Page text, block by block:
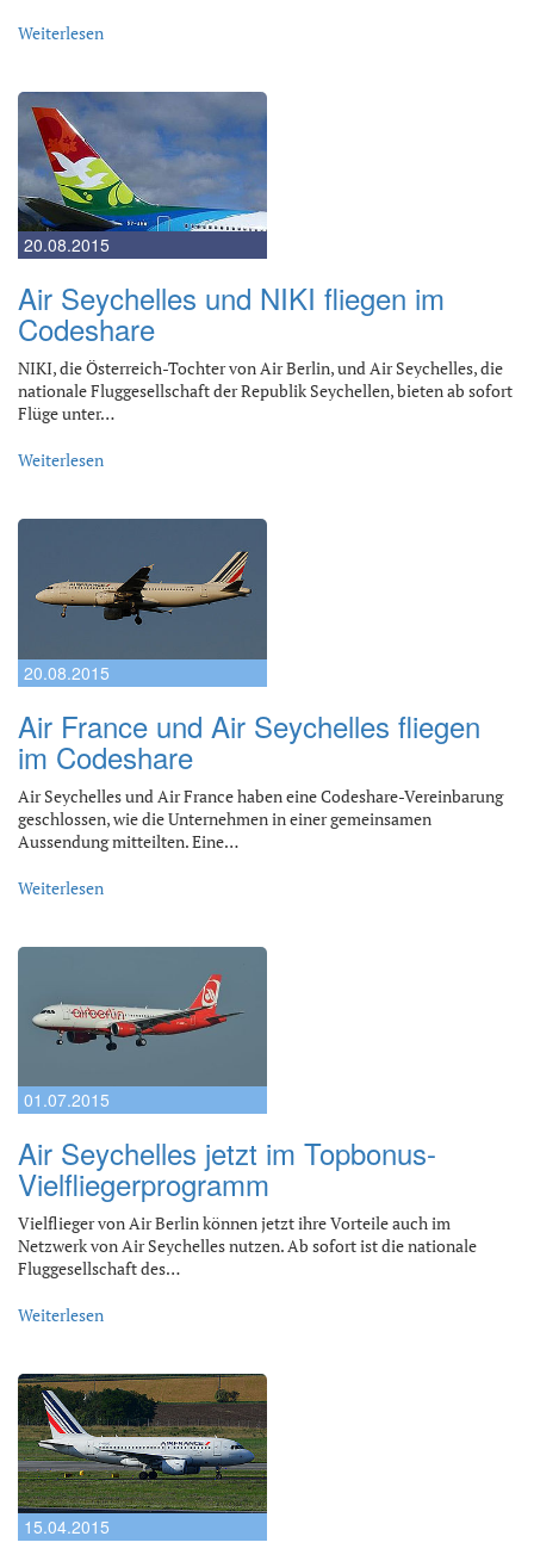
Weiterlesen
20.08.2015
Air Seychelles und NIKI fliegen im
Codeshare
NIKI, die Österreich-Tochter von Air Berlin, und Air Seychelles, die
nationale Fluggesellschaft der Republik Seychellen, bieten ab sofort
Flüge unter…
Weiterlesen
20.08.2015
Air France und Air Seychelles fliegen
im Codeshare
Air Seychelles und Air France haben eine Codeshare-Vereinbarung
geschlossen, wie die Unternehmen in einer gemeinsamen
Aussendung mitteilten. Eine…
Weiterlesen
01.07.2015
Air Seychelles jetzt im Topbonus-
Vielfliegerprogramm
Vielflieger von Air Berlin können jetzt ihre Vorteile auch im
Netzwerk von Air Seychelles nutzen. Ab sofort ist die nationale
Fluggesellschaft des…
Weiterlesen
15.04.2015